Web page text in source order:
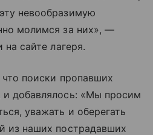
невообразимую
молимся за них», —
на сайте лагеря.
поиски пропавших
добавлялось: «Мы просим
уважать и оберегать
из наших пострадавших